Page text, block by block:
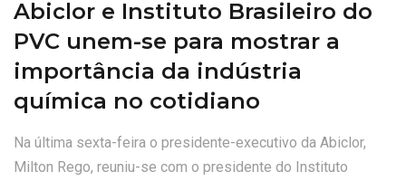
Abiclor e Instituto Brasileiro do
PVC unem-se para mostrar a
importância da indústria
química no cotidiano
Na última sexta-feira o presidente-executivo da Abiclor,
Milton Rego, reuniu-se com o presidente do Instituto